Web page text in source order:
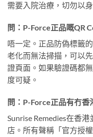
需要入院治療，切勿以
問：P-Force正品嘅QR
唔一定。正品防偽標籤
老化而無法掃描，可以
證頁面。如果驗證碼都
度可疑。
問：P-Force正品有冇香
Sunrise Remedies在香
店。所有聲稱「官方授